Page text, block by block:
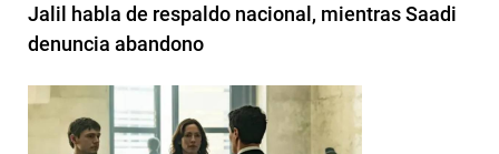
Jalil habla de respaldo nacional, mientras Saadi
denuncia abandono